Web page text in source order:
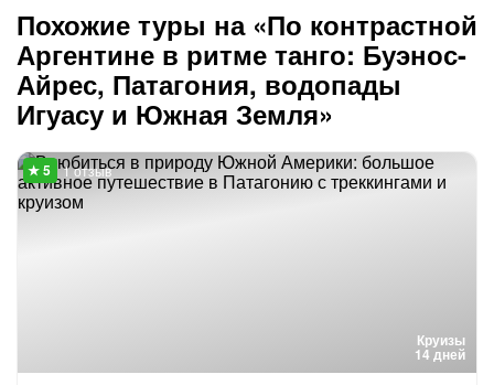
Похожие туры на «По контрастной
Аргентине в ритме танго: Буэнос-
Айрес, Патагония, водопады
Игуасу и Южная Земля»
Круизы
14 дней
1 отзыв